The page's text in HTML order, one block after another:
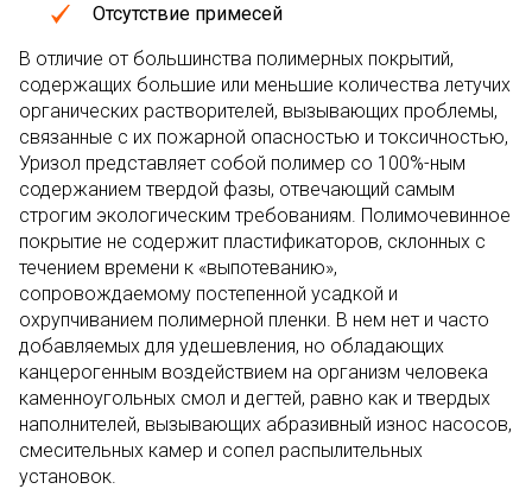
Отсутствие примесей
В отличие от большинства полимерных покрытий,
содержащих большие или меньшие количества летучих
органических растворителей, вызывающих проблемы,
связанные с их пожарной опасностью и токсичностью,
Уризол представляет собой полимер со 100%-ным
содержанием твердой фазы, отвечающий самым
строгим экологическим требованиям. Полимочевинное
покрытие не содержит пластификаторов, склонных с
течением времени к «выпотеванию»,
сопровождаемому постепенной усадкой и
охрупчиванием полимерной пленки. В нем нет и часто
добавляемых для удешевления, но обладающих
канцерогенным воздействием на организм человека
каменноугольных смол и дегтей, равно как и твердых
наполнителей, вызывающих абразивный износ насосов,
смесительных камер и сопел распылительных
установок.